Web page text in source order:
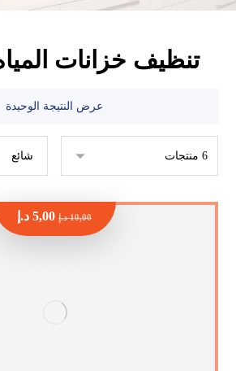
تنظيف خزانات
عرض النتيجة الوحيدة
10,00 د.إ 5,00 د.إ